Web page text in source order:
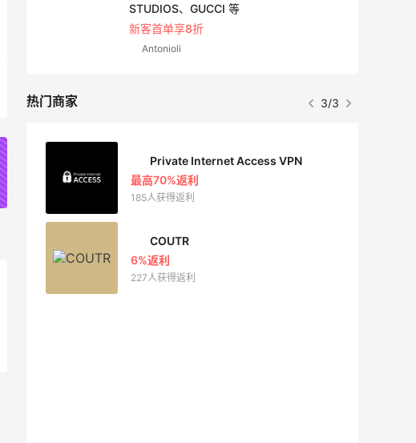
STUDIOS、GUCCI 等
新客首单享8折
Antonioli
热门商家 3/3
Private Internet Access VPN
最高70%返利
185人获得返利
COUTR
6%返利
227人获得返利